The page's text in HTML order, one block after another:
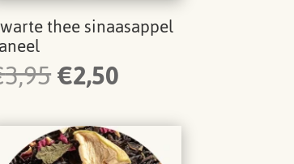
thee sinaasappel
3,95Oorspronkelijke
prijs
was:
€3,95.
€2,50
is:
€2,50.